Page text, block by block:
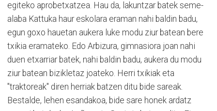
egiteko aprobetxatzea. Hau da, lakuntzar batek seme-
alaba Kattuka haur eskolara eraman nahi baldin badu,
egun goxo hauetan aukera luke modu ziur batean bere
txikia eramateko. Edo Arbizura, gimnasiora joan nahi
duen etxarriar batek, nahi baldin badu, aukera du modu
ziur batean bizikletaz joateko. Herri txikiak eta
"traktoreak" diren herriak batzen ditu bide sareak.
Bestalde, lehen esandakoa, bide sare honek ardatz